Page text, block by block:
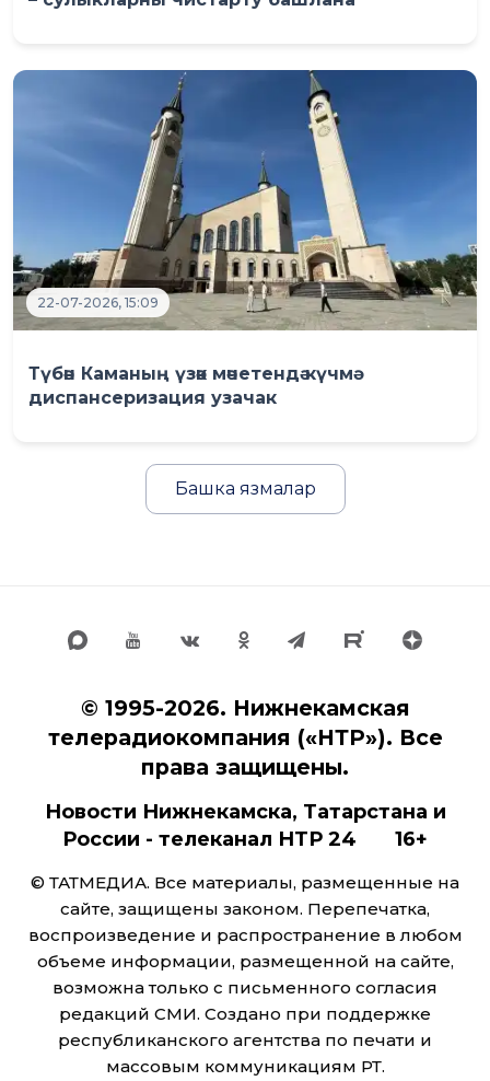
22-07-2026, 15:09
Түбән Каманың үзәк мәчетендә күчмә
диспансеризация узачак
Башка язмалар
© 1995-2026. Нижнекамская
телерадиокомпания («НТР»). Все
права защищены.
Новости Нижнекамска, Татарстана и
России - телеканал НТР 24 16+
© ТАТМЕДИА. Все материалы, размещенные на
сайте, защищены законом. Перепечатка,
воспроизведение и распространение в любом
объеме информации, размещенной на сайте,
возможна только с письменного согласия
редакций СМИ. Создано при поддержке
республиканского агентства по печати и
массовым коммуникациям РТ.